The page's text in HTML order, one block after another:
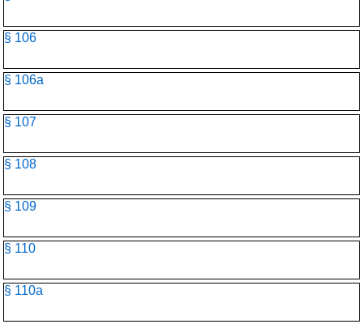
§ 106
§ 106a
§ 107
§ 108
§ 109
§ 110
§ 110a